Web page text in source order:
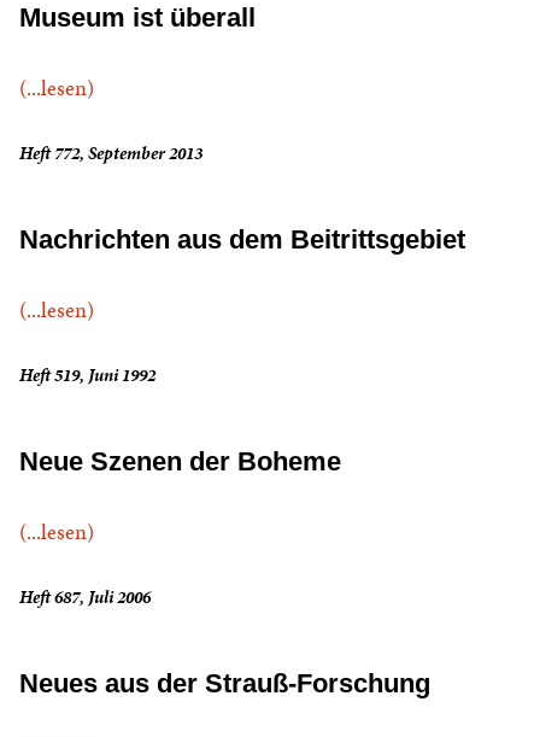
Museum ist überall
(...lesen)
Heft 772, September 2013
Nachrichten aus dem Beitrittsgebiet
(...lesen)
Heft 519, Juni 1992
Neue Szenen der Boheme
(...lesen)
Heft 687, Juli 2006
Neues aus der Strauß-Forschung